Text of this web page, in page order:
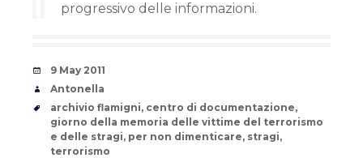
progressivo delle informazioni.
Date
9 May 2011
Author
Antonella
Tags
archivio flamigni, centro di documentazione,
giorno della memoria delle vittime del terrorismo
e delle stragi, per non dimenticare, stragi,
terrorismo